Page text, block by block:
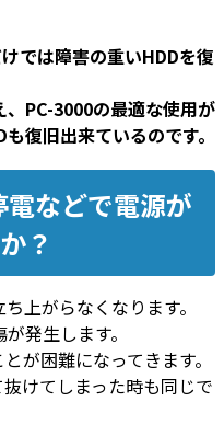
では障害の重いHDDを復
PC-3000の最適な使用が
復旧出来ているのです。
などで電源が
？
上がらなくなります。
発生します。
が困難になってきます。
けてしまった時も同じで